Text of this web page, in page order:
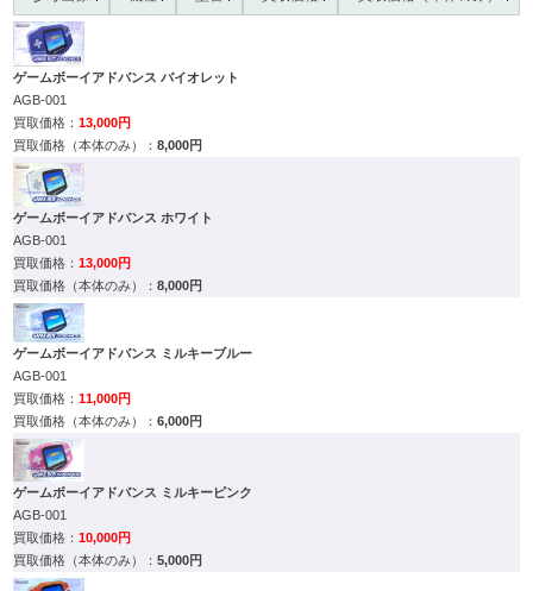
ゲームボーイアドバンス バイオレット
AGB-001
13,000円
8,000円
ゲームボーイアドバンス ホワイト
AGB-001
13,000円
8,000円
ゲームボーイアドバンス ミルキーブルー
AGB-001
11,000円
6,000円
ゲームボーイアドバンス ミルキーピンク
AGB-001
10,000円
5,000円